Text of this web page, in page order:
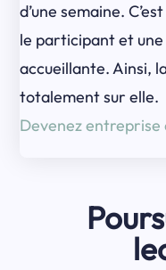
d’une semaine.
le participant et une
accueillante. Ainsi,
totalement sur elle.
Devenez entreprise